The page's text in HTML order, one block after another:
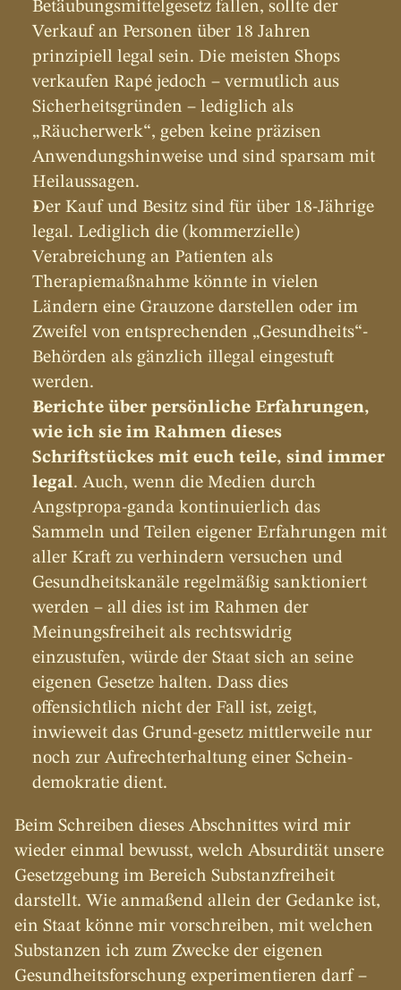
Betäubungsmittelgesetz fallen, sollte der
Verkauf an Personen über 18 Jahren
prinzipiell legal sein. Die meisten Shops
verkaufen Rapé jedoch – vermutlich aus
Sicherheitsgründen – lediglich als
„Räucherwerk“, geben keine präzisen
Anwendungshinweise und sind sparsam mit
Heilaussagen.
Der Kauf und Besitz sind für über 18-Jährige
legal. Lediglich die (kommerzielle)
Verabreichung an Patienten als
Therapiemaßnahme könnte in vielen
Ländern eine Grauzone darstellen oder im
Zweifel von entsprechenden „Gesundheits“-
Behörden als gänzlich illegal eingestuft
werden.
Berichte über persönliche Erfahrungen,
wie ich sie im Rahmen dieses
Schriftstückes mit euch teile, sind immer
legal. Auch, wenn die Medien durch
Angstpropa-ganda kontinuierlich das
Sammeln und Teilen eigener Erfahrungen mit
aller Kraft zu verhindern versuchen und
Gesundheitskanäle regelmäßig sanktioniert
werden – all dies ist im Rahmen der
Meinungsfreiheit als rechtswidrig
einzustufen, würde der Staat sich an seine
eigenen Gesetze halten. Dass dies
offensichtlich nicht der Fall ist, zeigt,
inwieweit das Grund-gesetz mittlerweile nur
noch zur Aufrechterhaltung einer Schein-
demokratie dient.
Beim Schreiben dieses Abschnittes wird mir
wieder einmal bewusst, welch Absurdität unsere
Gesetzgebung im Bereich Substanzfreiheit
darstellt. Wie anmaßend allein der Gedanke ist,
ein Staat könne mir vorschreiben, mit welchen
Substanzen ich zum Zwecke der eigenen
Gesundheitsforschung experimentieren darf –